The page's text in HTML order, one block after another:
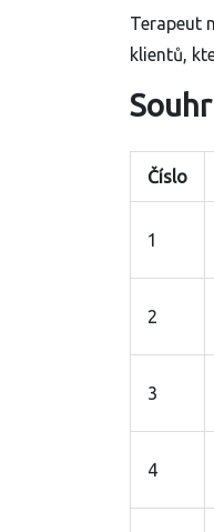
Terapeut
klientů,
Číslo
1
2
3
4